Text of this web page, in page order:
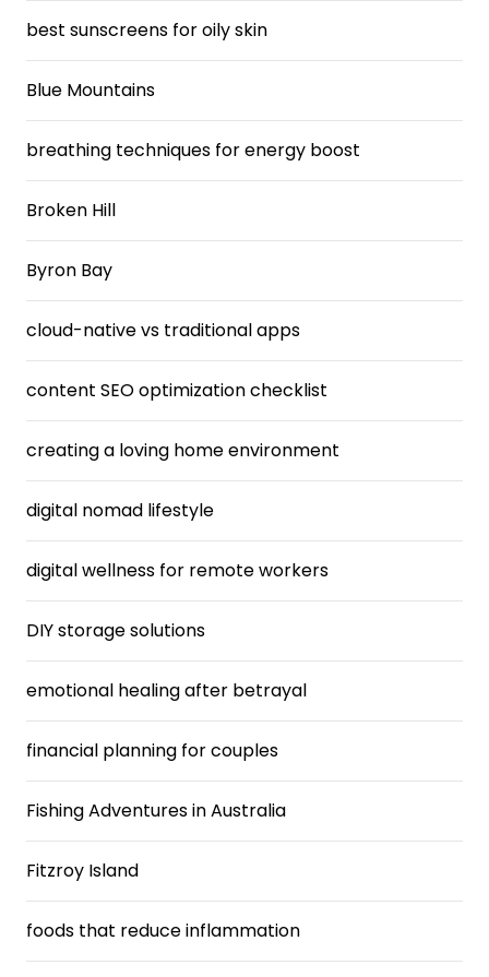
best sunscreens for oily skin
Blue Mountains
breathing techniques for energy boost
Broken Hill
Byron Bay
cloud-native vs traditional apps
content SEO optimization checklist
creating a loving home environment
digital nomad lifestyle
digital wellness for remote workers
DIY storage solutions
emotional healing after betrayal
financial planning for couples
Fishing Adventures in Australia
Fitzroy Island
foods that reduce inflammation